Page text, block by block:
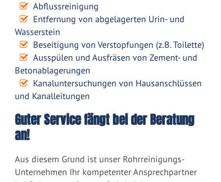
Abflussreinigung
Entfernung von abgelagerten Urin- und
Wasserstein
Beseitigung von Verstopfungen (z.B. Toilette)
Ausspülen und Ausfräsen von Zement- und
Betonablagerungen
Kanaluntersuchungen von Hausanschlüssen
und Kanalleitungen
Guter Service fängt bei der Beratung
an!
Aus diesem Grund ist unser Rohrreinigungs-
Unternehmen Ihr kompetenter Ansprechpartner